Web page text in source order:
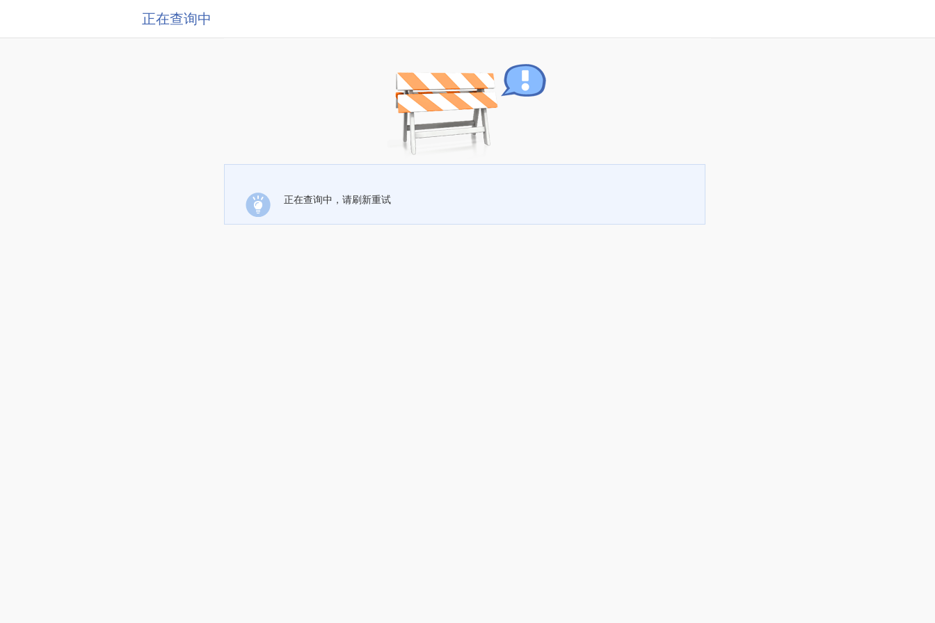
正在查询中
正在查询中，请刷新重试